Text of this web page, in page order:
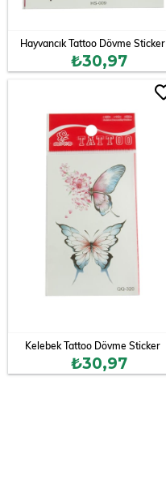
Hayvancık Tattoo Dövme Sticker
₺30,97
Kelebek Tattoo Dövme Sticker
₺30,97